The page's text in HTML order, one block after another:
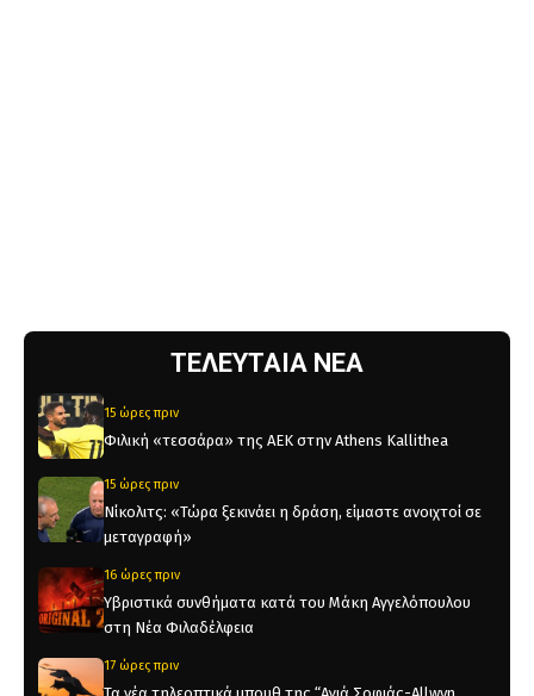
ΤΕΛΕΥΤΑΙΑ ΝΕΑ
15 ώρες πριν
Φιλική «τεσσάρα» της ΑΕΚ στην Athens Kallithea
15 ώρες πριν
Νίκολιτς: «Τώρα ξεκινάει η δράση, είμαστε ανοιχτοί σε
μεταγραφή»
16 ώρες πριν
Υβριστικά συνθήματα κατά του Μάκη Αγγελόπουλου
στη Νέα Φιλαδέλφεια
17 ώρες πριν